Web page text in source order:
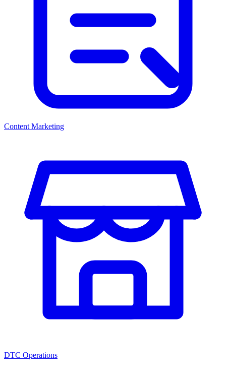
Content Marketing
DTC Operations